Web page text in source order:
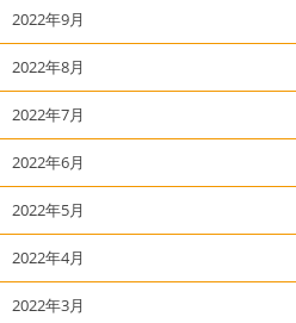
2022年9月
2022年8月
2022年7月
2022年6月
2022年5月
2022年4月
2022年3月